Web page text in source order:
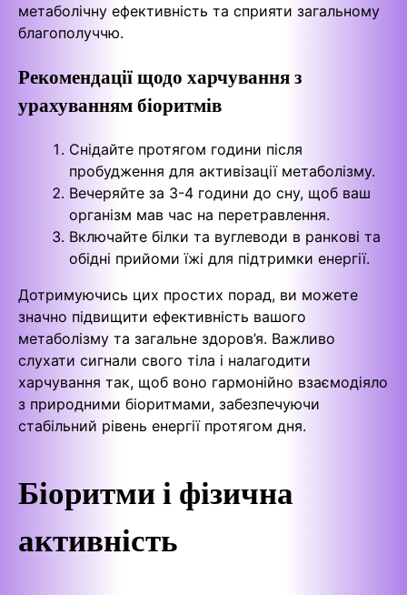
метаболічну ефективність та сприяти загальному
благополуччю.
Рекомендації щодо харчування з
урахуванням біоритмів
Снідайте протягом години після
пробудження для активізації метаболізму.
Вечеряйте за 3-4 години до сну, щоб ваш
організм мав час на перетравлення.
Включайте білки та вуглеводи в ранкові та
обідні прийоми їжі для підтримки енергії.
Дотримуючись цих простих порад, ви можете
значно підвищити ефективність вашого
метаболізму та загальне здоров’я. Важливо
слухати сигнали свого тіла і налагодити
харчування так, щоб воно гармонійно взаємодіяло
з природними біоритмами, забезпечуючи
стабільний рівень енергії протягом дня.
Біоритми і фізична
активність